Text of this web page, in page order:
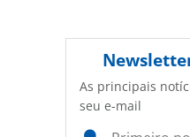
As principais
seu e-mail